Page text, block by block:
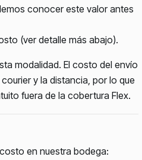
conocer este valor antes
(ver detalle más abajo).
modalidad. El costo del envío
y la distancia, por lo que
fuera de la cobertura Flex.
en nuestra bodega: